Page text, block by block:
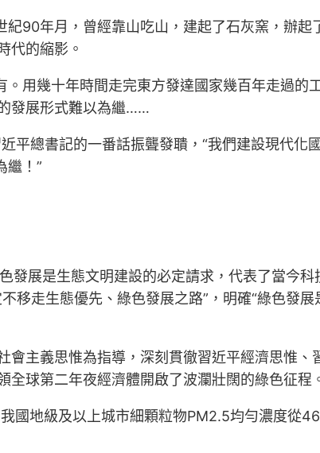
紀90年月，曾經靠山吃山，建起了石灰窯，辦
代的縮影。
用幾十年時間走完東方發達國家幾百年走過的
發展形式難以為繼……
平總書記的一番話振聾發聵，“我們建設現代化
繼！”
發展是生態文明建設的必定請求，代表了當今
移走生態優先、綠色發展之路”，明確“綠色發
主義思惟為指導，深刻貫徹習近平經濟思惟、
球第二年夜經濟體開啟了波瀾壯闊的綠色征程
國地級及以上城市細顆粒物PM2.5均勻濃度從